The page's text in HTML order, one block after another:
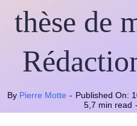
thèse de
By Pierre Motte - Published On:
5,7 min read -